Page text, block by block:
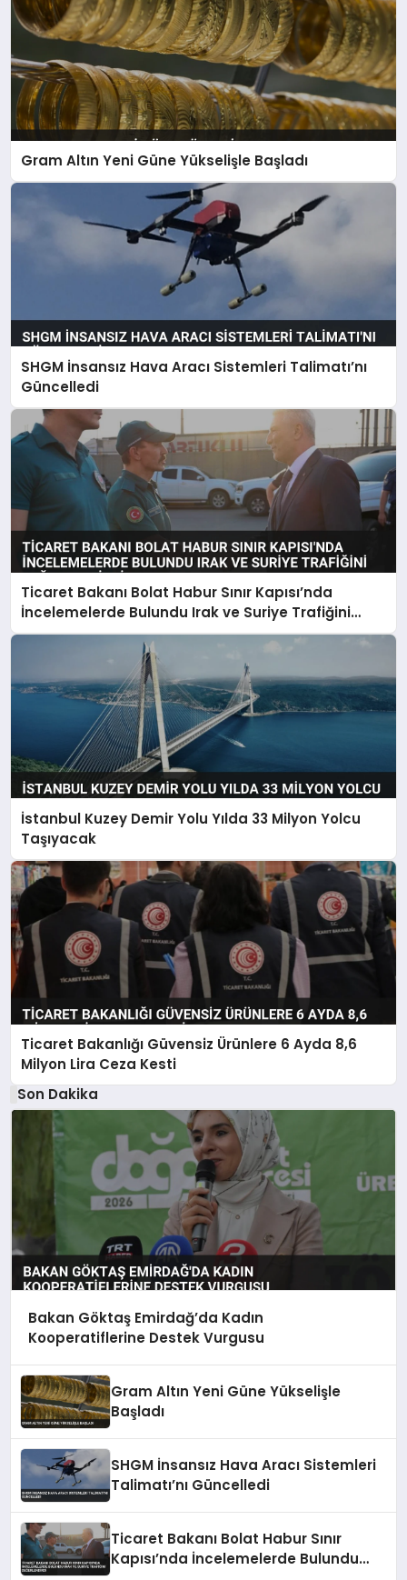
Gram Altın Yeni Güne Yükselişle Başladı
SHGM İnsansız Hava Aracı Sistemleri Talimatı’nı
Güncelledi
Ticaret Bakanı Bolat Habur Sınır Kapısı’nda
İncelemelerde Bulundu Irak ve Suriye Trafiğini
Değerlendirdi
İstanbul Kuzey Demir Yolu Yılda 33 Milyon Yolcu
Taşıyacak
Ticaret Bakanlığı Güvensiz Ürünlere 6 Ayda 8,6
Milyon Lira Ceza Kesti
Son Dakika
Bakan Göktaş Emirdağ’da Kadın
Kooperatiflerine Destek Vurgusu
Gram Altın Yeni Güne Yükselişle
Başladı
SHGM İnsansız Hava Aracı Sistemleri
Talimatı’nı Güncelledi
Ticaret Bakanı Bolat Habur Sınır
Kapısı’nda İncelemelerde Bulundu